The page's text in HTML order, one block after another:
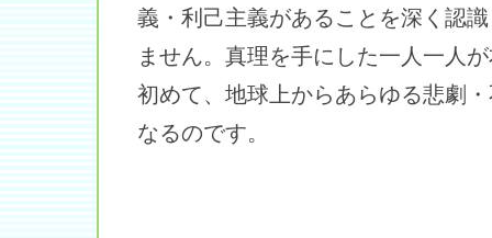
義・利己主義があることを深く認
ません。真理を手にした一人一人
初めて、地球上からあらゆる悲劇
なるのです。